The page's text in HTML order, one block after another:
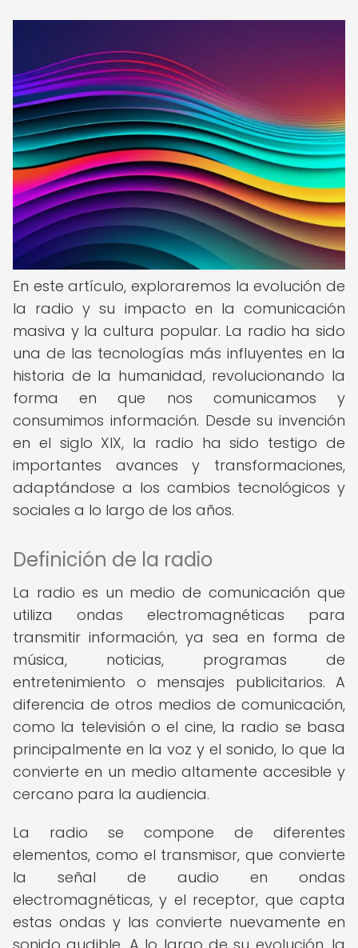
En este artículo, exploraremos la evolución de
la radio y su impacto en la comunicación
masiva y la cultura popular. La radio ha sido
una de las tecnologías más influyentes en la
historia de la humanidad, revolucionando la
forma en que nos comunicamos y
consumimos información. Desde su invención
en el siglo XIX, la radio ha sido testigo de
importantes avances y transformaciones,
adaptándose a los cambios tecnológicos y
sociales a lo largo de los años.
Definición de la radio
La radio es un medio de comunicación que
utiliza ondas electromagnéticas para
transmitir información, ya sea en forma de
música, noticias, programas de
entretenimiento o mensajes publicitarios. A
diferencia de otros medios de comunicación,
como la televisión o el cine, la radio se basa
principalmente en la voz y el sonido, lo que la
convierte en un medio altamente accesible y
cercano para la audiencia.
La radio se compone de diferentes
elementos, como el transmisor, que convierte
la señal de audio en ondas
electromagnéticas, y el receptor, que capta
estas ondas y las convierte nuevamente en